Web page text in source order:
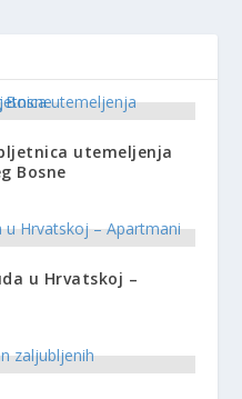
utemeljenja
Bosne
u Hrvatskoj –